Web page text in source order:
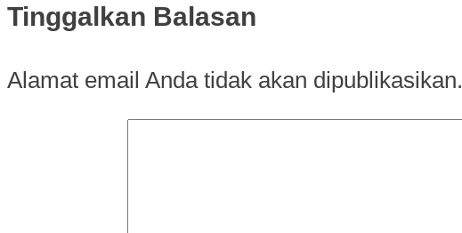
Tinggalkan Balasan
Alamat email Anda tidak akan dipublikasikan.